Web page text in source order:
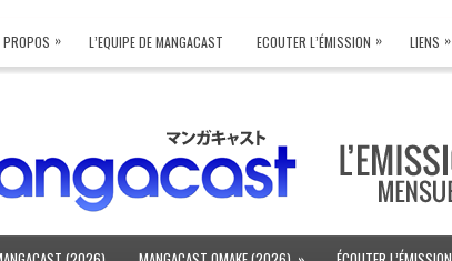
PROPOS » L’EQUIPE DE MANGACAST ECOUTER L’ÉMISSION » LIENS »